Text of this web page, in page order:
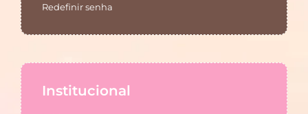
Redefinir senha
Institucional